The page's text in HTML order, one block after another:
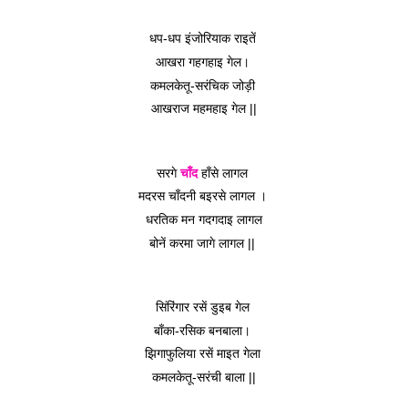
धप-धप इंजोरियाक राइतें
आखरा गहगहाइ गेल।
कमलकेतू-सरंचिक जोड़ी
आखराज महमहाइ गेल ||
सरगे चाँद हाँसे लागल
मदरस चाँदनी बइरसे लागल ।
धरतिक मन गदगदाइ लागल
बोनें करमा जागे लागल ||
सिंरिंगार रसें डुइब गेल
बाँका-रसिक बनबाला।
झिगाफुलिया रसें माइत गेला
कमलकेतू-सरंची बाला ||